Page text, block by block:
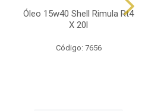
Óleo 15w40 Shell Rimula Rt4
X 20l
Código: 7656